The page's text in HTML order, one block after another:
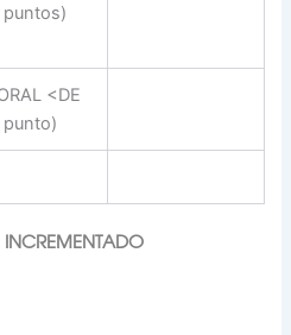
puntos)
<DE
punto)